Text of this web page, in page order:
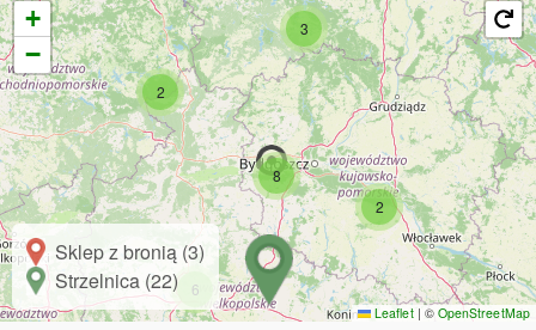
3
6
2
2
8
+
−
Sklep z bronią (3)
Strzelnica (22)
Leaflet | © OpenStreetMap